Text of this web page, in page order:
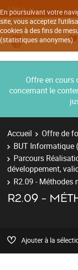
En poursuivant votre
site, vous acceptez
cookies à des fins de
(statistiques anonymes).
Aller à
Offre en
concernant le
Accueil Offre de
BUT Informatique
Parcours
développement,
R2.09 - Méthodes
R2.09 -
Ajouter à la